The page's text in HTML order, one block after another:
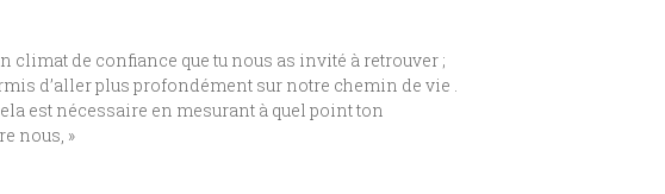
de confiance que tu nous as invité à retrouver ;
d’aller plus profondément sur notre chemin de vie .
est nécessaire en mesurant à quel point ton
nous, »